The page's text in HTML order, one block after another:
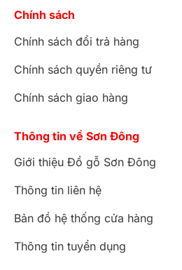
Chính sách
Chính sách đổi trả hàng
Chính sách quyền riêng tư
Chính sách giao hàng
Thông tin về Sơn Đông
Giới thiệu Đồ gỗ Sơn Đông
Thông tin liên hệ
Bản đồ hệ thống cửa hàng
Thông tin tuyển dụng